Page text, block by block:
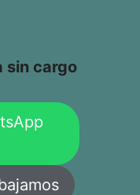
sin cargo